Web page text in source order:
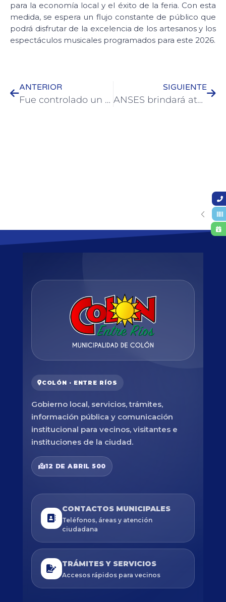
para la economía local y el éxito de la feria. Con esta
medida, se espera un flujo constante de público que
podrá disfrutar de la excelencia de los artesanos y los
espectáculos musicales programados para este 2026.
ANTERIOR
Fue controlado un incendio intencional en inmediaciones del vertedero y la Municipalidad de Colón realizó una denuncia
SIGUIENTE
ANSES brindará atención presencial en el CIC de Colón el próximo miércoles 18 de febrero
COLÓN · ENTRE RÍOS
Gobierno local, servicios, trámites,
información pública y comunicación
institucional para vecinos, visitantes e
instituciones de la ciudad.
12 DE ABRIL 500
CONTACTOS MUNICIPALES
Teléfonos, áreas y atención
ciudadana
TRÁMITES Y SERVICIOS
Accesos rápidos para vecinos